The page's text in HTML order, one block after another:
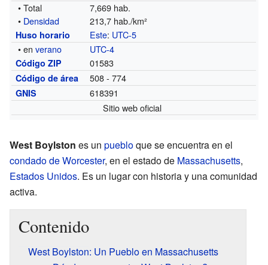
• Total
7,669 hab.
• Densidad 213,7 hab./km²
Huso horario Este: UTC-5
• enverano UTC-4
Código ZIP 01583
Código de área 508 - 774
GNIS
618391
Sitio web oficial
West Boylston es un puebloque se encuentra en el
condado de Worcester, en el estado de Massachusetts,
Estados Unidos. Es un lugar con historia y una comunidad
activa.
Contenido
West Boylston: Un Pueblo en Massachusetts